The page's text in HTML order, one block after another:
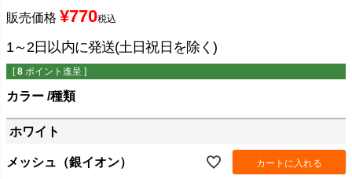
販売価格 ¥770税込
1～2日以内に発送(土日祝日を除く)
[ 8 ポイント進呈 ]
カラー 種類
ホワイト
メッシュ（銀イオン） カートに入れる